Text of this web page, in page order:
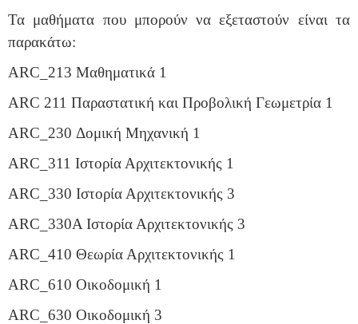
Τα μαθήματα που μπορούν να εξεταστούν είναι τα
παρακάτω:
ARC _213 Μαθηματικά 1
ARC 211 Παραστατική και Προβολική Γεωμετρία 1
ARC _230 Δομική Μηχανική 1
ARC _311 Ιστορία Αρχιτεκτονικής 1
ARC_330 Ιστορία Αρχιτεκτονικής 3
ARC_330Α Ιστορία Αρχιτεκτονικής 3
ARC _410 Θεωρία Αρχιτεκτονικής 1
ARC _610 Οικοδομική 1
ARC _630 Οικοδομική 3